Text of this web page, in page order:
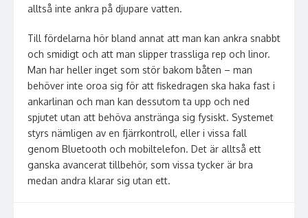
alltså inte ankra på djupare vatten.
Till fördelarna hör bland annat att man kan ankra snabbt
och smidigt och att man slipper trassliga rep och linor.
Man har heller inget som stör bakom båten – man
behöver inte oroa sig för att fiskedragen ska haka fast i
ankarlinan och man kan dessutom ta upp och ned
spjutet utan att behöva anstränga sig fysiskt. Systemet
styrs nämligen av en fjärrkontroll, eller i vissa fall
genom Bluetooth och mobiltelefon. Det är alltså ett
ganska avancerat tillbehör, som vissa tycker är bra
medan andra klarar sig utan ett.